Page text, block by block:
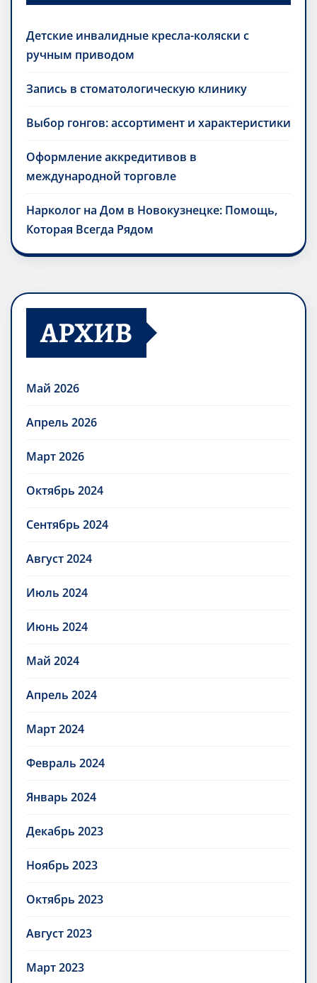
Детские инвалидные кресла-коляски с
ручным приводом
Запись в стоматологическую клинику
Выбор гонгов: ассортимент и характеристики
Оформление аккредитивов в
международной торговле
Нарколог на Дом в Новокузнецке: Помощь,
Которая Всегда Рядом
АРХИВ
Май 2026
Апрель 2026
Март 2026
Октябрь 2024
Сентябрь 2024
Август 2024
Июль 2024
Июнь 2024
Май 2024
Апрель 2024
Март 2024
Февраль 2024
Январь 2024
Декабрь 2023
Ноябрь 2023
Октябрь 2023
Август 2023
Март 2023